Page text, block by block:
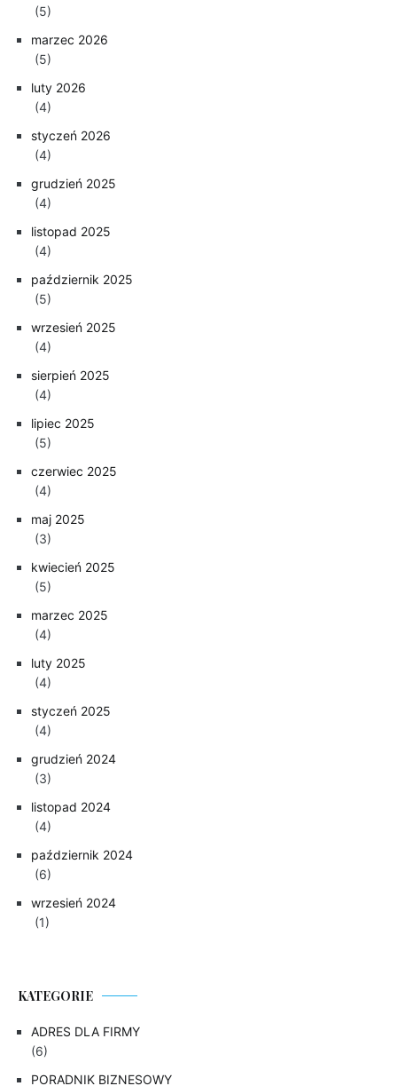
(5)
marzec 2026
(5)
luty 2026
(4)
styczeń 2026
(4)
grudzień 2025
(4)
listopad 2025
(4)
październik 2025
(5)
wrzesień 2025
(4)
sierpień 2025
(4)
lipiec 2025
(5)
czerwiec 2025
(4)
maj 2025
(3)
kwiecień 2025
(5)
marzec 2025
(4)
luty 2025
(4)
styczeń 2025
(4)
grudzień 2024
(3)
listopad 2024
(4)
październik 2024
(6)
wrzesień 2024
(1)
KATEGORIE
ADRES DLA FIRMY
(6)
PORADNIK BIZNESOWY